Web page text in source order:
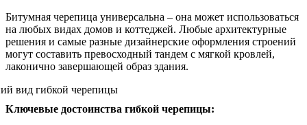
Битумная черепица универсальна – она может использоваться
на любых видах домов и коттеджей. Любые архитектурные
решения и самые разные дизайнерские оформления строений
могут составить превосходный тандем с мягкой кровлей,
лаконично завершающей образ здания.
Ключевые достоинства гибкой черепицы: